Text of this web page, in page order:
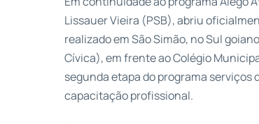
Lissauer Vieira (PSB), abriu
realizado em São Simão, no Sul
Cívica), em frente ao Colégio
segunda etapa do programa serviços
capacitação profissional.